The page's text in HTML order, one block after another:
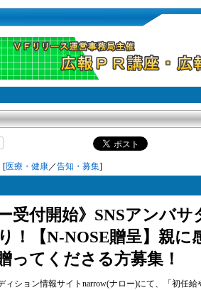
[医療・健康／告知・募集]
受付開始》SNSアンバサ
！【N-NOSE贈呈】親に
ってくださる方募集！
ィション情報サイトnarrow(ナロー)にて、「初任給